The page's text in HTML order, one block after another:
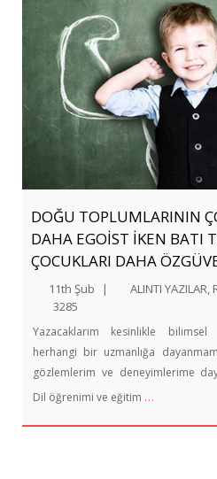
DOĞU TOPLUMLARININ
DAHA EGOİST İKEN BATI
ÇOCUKLARI DAHA
11th Şub | ALINTI YAZILAR,
3285
Yazacaklarım kesinlikle
herhangi bir uzmanlığa
gözlemlerim ve deneyimlerime
Dil öğrenimi ve eğitim …